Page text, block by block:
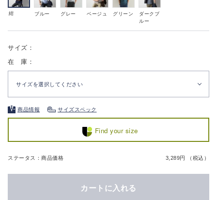
紺 ブルー グレー ベージュ グリーン
ダークブ
ルー
サイズ：
在 庫：
サイズを選択してください
商品情報 サイズスペック
Find your size
ステータス：商品価格 3,289円 （税込）
カートに入れる